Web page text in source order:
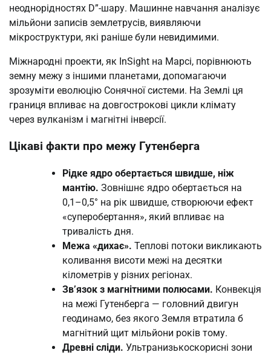
неоднорідностях D”-шару. Машинне навчання аналізує
мільйони записів землетрусів, виявляючи
мікроструктури, які раніше були невидимими.
Міжнародні проекти, як InSight на Марсі, порівнюють
земну межу з іншими планетами, допомагаючи
зрозуміти еволюцію Сонячної системи. На Землі ця
границя впливає на довгострокові цикли клімату
через вулканізм і магнітні інверсії.
Цікаві факти про межу Гутенберга
Рідке ядро обертається швидше, ніж
мантію. Зовнішнє ядро обертається на
0,1–0,5° на рік швидше, створюючи ефект
«суперобертання», який впливає на
тривалість дня.
Межа «дихає». Теплові потоки викликають
коливання висоти межі на десятки
кілометрів у різних регіонах.
Зв’язок з магнітними полюсами. Конвекція
на межі Гутенберга — головний двигун
геодинамо, без якого Земля втратила б
магнітний щит мільйони років тому.
Древні сліди. Ультранизькоскорисні зони